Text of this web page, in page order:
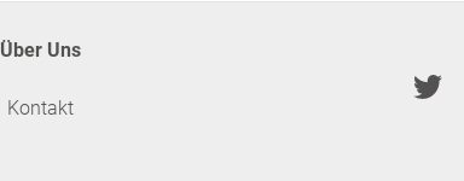
Über Uns
Kontakt